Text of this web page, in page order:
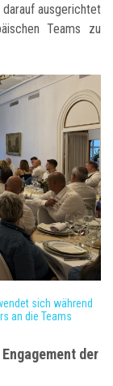
ausgerichtet
Teams zu
sich während
an die Teams
der